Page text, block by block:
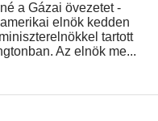
a Gázai övezetet -
elnök kedden
tartott
Az elnök me...